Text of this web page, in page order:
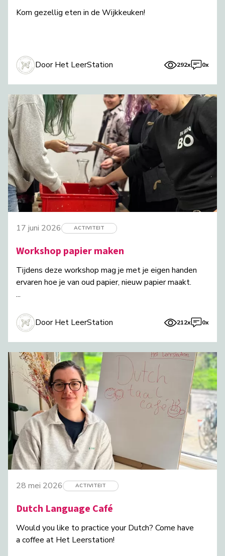
Kom gezellig eten in de Wijkkeuken!
Door Het LeerStation 292x 0x
17 juni 2026 ACTIVITEIT
Workshop papier maken
Tijdens deze workshop mag je met je eigen handen
ervaren hoe je van oud papier, nieuw papier maakt.
...
Door Het LeerStation 212x 0x
28 mei 2026 ACTIVITEIT
Dutch Language Café
Would you like to practice your Dutch? Come have
a coffee at Het Leerstation!